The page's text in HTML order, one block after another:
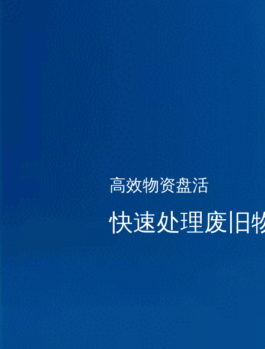
高效物资盘活
快速处理废旧